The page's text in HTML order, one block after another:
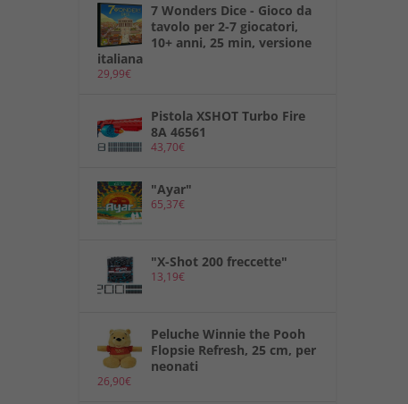
7 Wonders Dice - Gioco da
tavolo per 2-7 giocatori,
10+ anni, 25 min, versione
italiana
29,99€
Pistola XSHOT Turbo Fire
8A 46561
43,70€
"Ayar"
65,37€
"X-Shot 200 freccette"
13,19€
Peluche Winnie the Pooh
Flopsie Refresh, 25 cm, per
neonati
26,90€